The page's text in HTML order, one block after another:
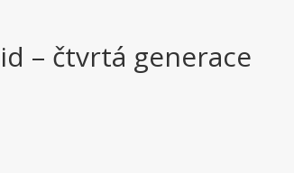
– čtvrtá generace